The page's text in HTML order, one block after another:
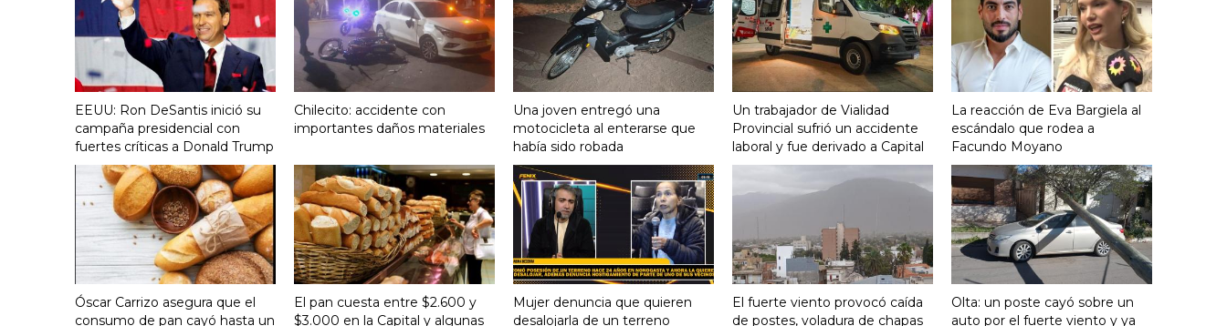
EEUU: Ron DeSantis inició su
campaña presidencial con
fuertes críticas a Donald Trump
Chilecito: accidente con
importantes daños materiales
Una joven entregó una
motocicleta al enterarse que
había sido robada
Un trabajador de Vialidad
Provincial sufrió un accidente
laboral y fue derivado a Capital
La reacción de Eva Bargiela al
escándalo que rodea a
Facundo Moyano
Óscar Carrizo asegura que el
consumo de pan cayó hasta un
El pan cuesta entre $2.600 y
$3.000 en la Capital y algunas
Mujer denuncia que quieren
desalojarla de un terreno
El fuerte viento provocó caída
de postes, voladura de chapas
Olta: un poste cayó sobre un
auto por el fuerte viento y ya